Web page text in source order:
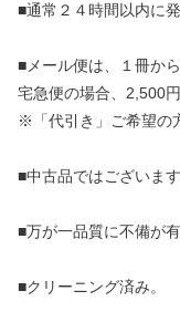
■通常２４時間以内に
■メール便は、１冊か
宅急便の場合、2,500
※「代引き」ご希望の
■中古品ではございま
■万が一品質に不備が
■クリーニング済み。